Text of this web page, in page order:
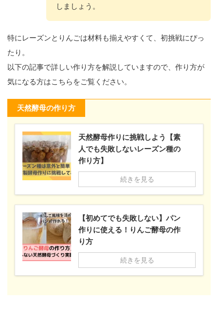
しましょう。
特にレーズンとりんごは材料も揃えやすくて、初挑戦にぴっ
たり。
以下の記事で詳しい作り方を解説していますので、作り方が
気になる方はこちらをご覧ください。
天然酵母の作り方
天然酵母作りに挑戦しよう【素
人でも失敗しないレーズン種の
作り方】
続きを見る
【初めてでも失敗しない】パン
作りに使える！りんご酵母の作
り方
続きを見る